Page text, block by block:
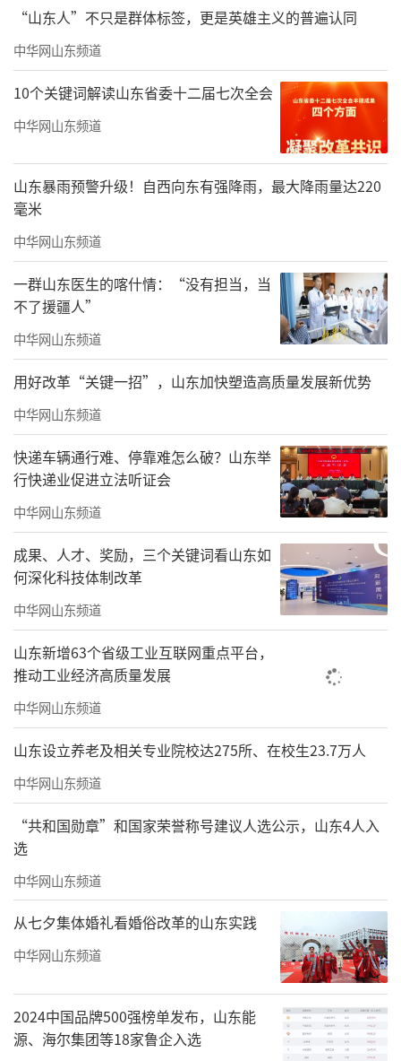
“山东人”不只是群体标签，更是英雄主义的普遍认同
中华网山东频道
10个关键词解读山东省委十二届七次全会
中华网山东频道
山东暴雨预警升级！自西向东有强降雨，最大降雨量达220
毫米
中华网山东频道
一群山东医生的喀什情：“没有担当，当
不了援疆人”
中华网山东频道
用好改革“关键一招”，山东加快塑造高质量发展新优势
中华网山东频道
快递车辆通行难、停靠难怎么破？山东举
行快递业促进立法听证会
中华网山东频道
成果、人才、奖励，三个关键词看山东如
何深化科技体制改革
中华网山东频道
山东新增63个省级工业互联网重点平台，
推动工业经济高质量发展
中华网山东频道
山东设立养老及相关专业院校达275所、在校生23.7万人
中华网山东频道
“共和国勋章”和国家荣誉称号建议人选公示，山东4人入
选
中华网山东频道
从七夕集体婚礼看婚俗改革的山东实践
中华网山东频道
2024中国品牌500强榜单发布，山东能
源、海尔集团等18家鲁企入选